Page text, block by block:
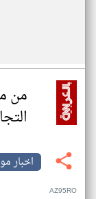
من
اخبار
AZ95RO